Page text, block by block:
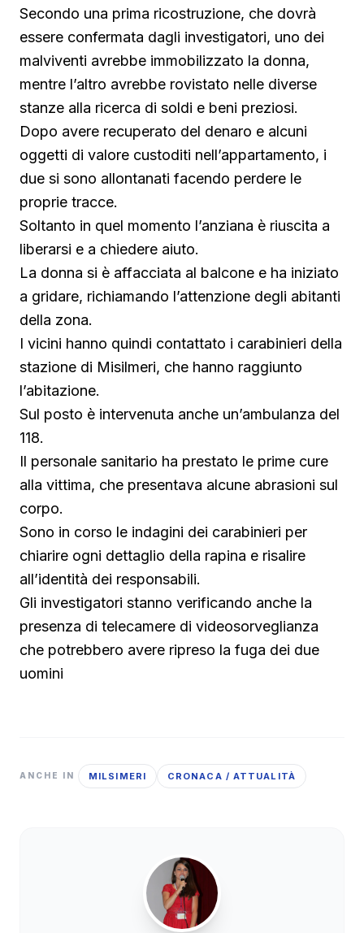
Secondo una prima ricostruzione, che dovrà
essere confermata dagli investigatori, uno dei
malviventi avrebbe immobilizzato la donna,
mentre l’altro avrebbe rovistato nelle diverse
stanze alla ricerca di soldi e beni preziosi.
Dopo avere recuperato del denaro e alcuni
oggetti di valore custoditi nell’appartamento, i
due si sono allontanati facendo perdere le
proprie tracce.
Soltanto in quel momento l’anziana è riuscita a
liberarsi e a chiedere aiuto.
La donna si è affacciata al balcone e ha iniziato
a gridare, richiamando l’attenzione degli abitanti
della zona.
I vicini hanno quindi contattato i carabinieri della
stazione di Misilmeri, che hanno raggiunto
l’abitazione.
Sul posto è intervenuta anche un’ambulanza del
118.
Il personale sanitario ha prestato le prime cure
alla vittima, che presentava alcune abrasioni sul
corpo.
Sono in corso le indagini dei carabinieri per
chiarire ogni dettaglio della rapina e risalire
all’identità dei responsabili.
Gli investigatori stanno verificando anche la
presenza di telecamere di videosorveglianza
che potrebbero avere ripreso la fuga dei due
uomini
ANCHE IN MILSIMERI CRONACA / ATTUALITÀ